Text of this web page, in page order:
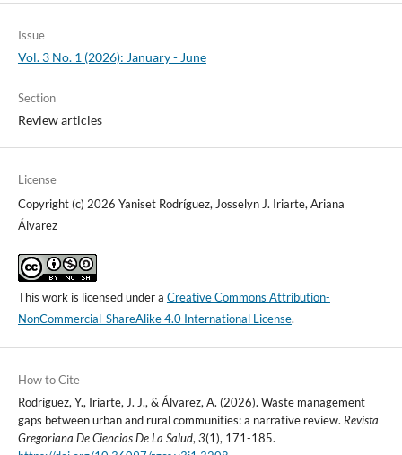
Issue
Vol. 3 No. 1 (2026): January - June
Section
Review articles
License
Copyright (c) 2026 Yaniset Rodríguez, Josselyn J. Iriarte, Ariana
Álvarez
This work is licensed under a Creative Commons Attribution-
NonCommercial-ShareAlike 4.0 International License.
How to Cite
Rodríguez, Y., Iriarte, J. J., & Álvarez, A. (2026). Waste management
gaps between urban and rural communities: a narrative review. Revista
Gregoriana De Ciencias De La Salud, 3(1), 171-185.